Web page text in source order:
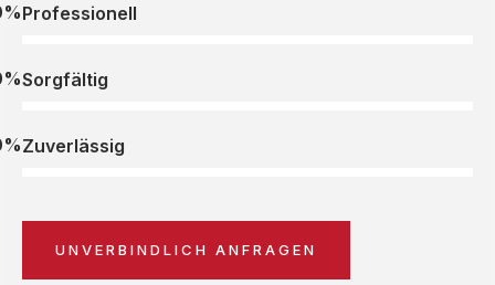
Professionell
Sorgfältig
Zuverlässig
UNVERBINDLICH ANFRAGEN